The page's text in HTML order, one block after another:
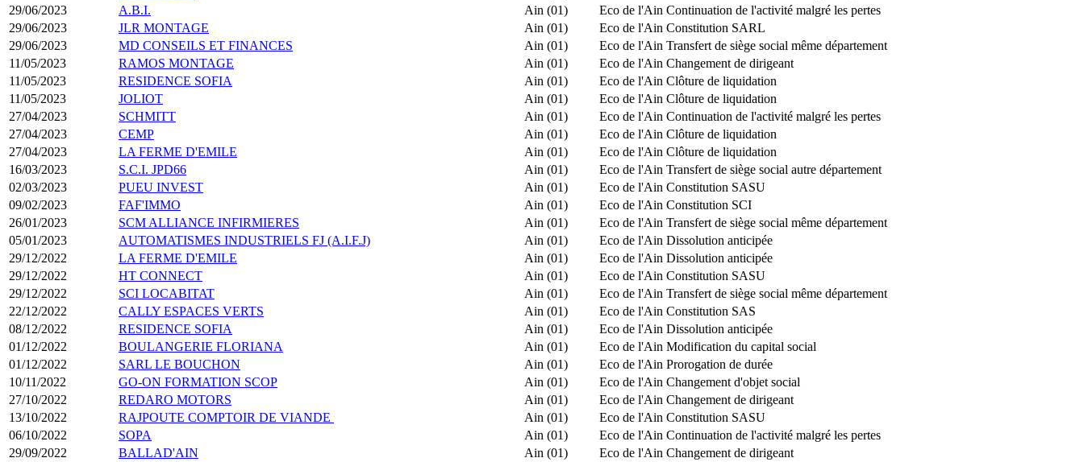
29/06/2023
A.B.I. Ain (01) Eco de l'Ain Continuation de l'activité malgré les pertes
29/06/2023
JLR MONTAGE Ain (01) Eco de l'Ain Constitution SARL
29/06/2023
MD CONSEILS ET FINANCES Ain (01) Eco de l'Ain Transfert de siège social même département
11/05/2023
RAMOS MONTAGE Ain (01) Eco de l'Ain Changement de dirigeant
11/05/2023
RESIDENCE SOFIA Ain (01) Eco de l'Ain Clôture de liquidation
11/05/2023
JOLIOT Ain (01) Eco de l'Ain Clôture de liquidation
27/04/2023
SCHMITT Ain (01) Eco de l'Ain Continuation de l'activité malgré les pertes
27/04/2023
CEMP Ain (01) Eco de l'Ain Clôture de liquidation
27/04/2023
LA FERME D'EMILE Ain (01) Eco de l'Ain Clôture de liquidation
16/03/2023
S.C.I. JPD66 Ain (01) Eco de l'Ain Transfert de siège social autre département
02/03/2023
PUEU INVEST Ain (01) Eco de l'Ain Constitution SASU
09/02/2023
FAF'IMMO Ain (01) Eco de l'Ain Constitution SCI
26/01/2023
SCM ALLIANCE INFIRMIERES Ain (01) Eco de l'Ain Transfert de siège social même département
05/01/2023
AUTOMATISMES INDUSTRIELS FJ (A.I.F.J) Ain (01) Eco de l'Ain Dissolution anticipée
29/12/2022
LA FERME D'EMILE Ain (01) Eco de l'Ain Dissolution anticipée
29/12/2022
HT CONNECT Ain (01) Eco de l'Ain Constitution SASU
29/12/2022
SCI LOCABITAT Ain (01) Eco de l'Ain Transfert de siège social même département
22/12/2022
CALLY ESPACES VERTS Ain (01) Eco de l'Ain Constitution SAS
08/12/2022
RESIDENCE SOFIA Ain (01) Eco de l'Ain Dissolution anticipée
01/12/2022
BOULANGERIE FLORIANA Ain (01) Eco de l'Ain Modification du capital social
01/12/2022
SARL LE BOUCHON Ain (01) Eco de l'Ain Prorogation de durée
10/11/2022
GO-ON FORMATION SCOP Ain (01) Eco de l'Ain Changement d'objet social
27/10/2022
REDARO MOTORS Ain (01) Eco de l'Ain Changement de dirigeant
13/10/2022
RAJPOUTE COMPTOIR DE VIANDE Ain (01) Eco de l'Ain Constitution SASU
06/10/2022
SOPA Ain (01) Eco de l'Ain Continuation de l'activité malgré les pertes
29/09/2022
BALLAD'AIN Ain (01) Eco de l'Ain Changement de dirigeant